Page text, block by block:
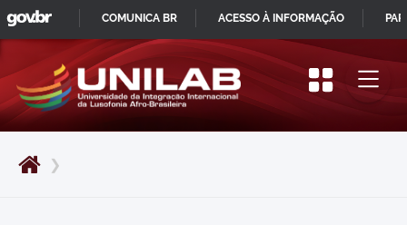
Pular
para
início
do
principal
❯
IR
PARA
CONTEÚDO
GOVBR
COMUNICA BR ACESSO À INFORMAÇÃO